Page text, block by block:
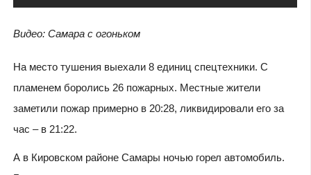
Видео: Самара с огоньком
На место тушения выехали 8 единиц спецтехники. С
пламенем боролись 26 пожарных. Местные жители
заметили пожар примерно в 20:28, ликвидировали его за
час – в 21:22.
А в Кировском районе Самары ночью горел автомобиль.